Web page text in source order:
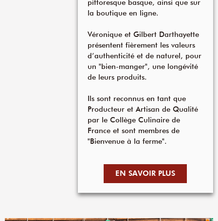
pittoresque basque, ainsi que sur
la boutique en ligne.
Véronique et Gilbert Darthayette
présentent fièrement les valeurs
d’authenticité et de naturel, pour
un "bien-manger", une longévité
de leurs produits.
Ils sont reconnus en tant que
Producteur et Artisan de Qualité
par le Collège Culinaire de
France et sont membres de
"Bienvenue à la ferme".
EN SAVOIR PLUS